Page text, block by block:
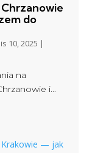
do
lis 10, 2025 |
na
i...